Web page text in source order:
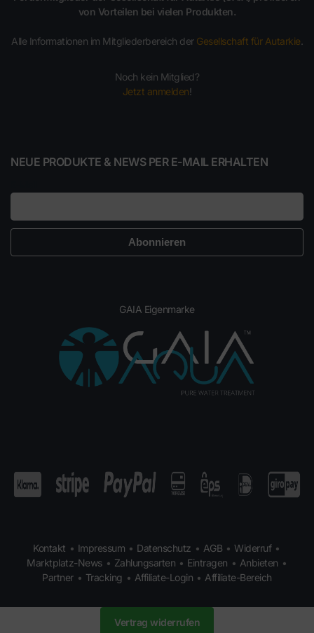
von Vorteilen bei vielen Produkten.
Alle Informationen im Mitgliederbereich der Gesellschaft für Autarkie.
Noch kein Mitglied?
Jetzt anmelden!
NEUE PRODUKTE & NEWS PER E-MAIL ERHALTEN
GAIA Eigenmarke
Kontakt • Impressum • Datenschutz • AGB • Widerruf •
Marktplatz-News • Zahlungsarten • Eintragen • Anbieten •
Partner • Tracking • Affiliate-Login • Affiliate-Bereich
Vertrag widerrufen